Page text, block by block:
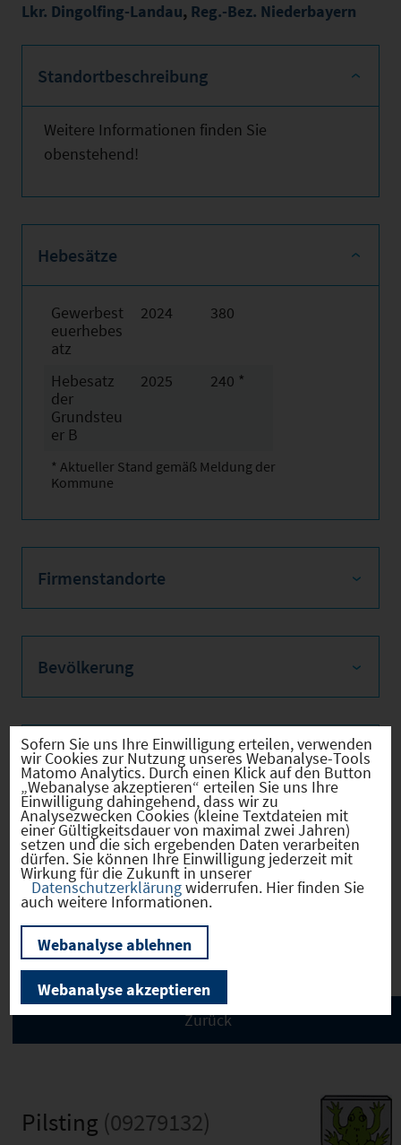
Lkr. Dingolfing-Landau, Reg.-Bez. Niederbayern
Standortbeschreibung
Weitere Informationen finden Sie
obenstehend!
Hebesätze
Gewerbest
euerhebes
atz
2024 380
Hebesatz
der
Grundsteu
er B
2025 240 *
* Aktueller Stand gemäß Meldung der
Kommune
Firmenstandorte
Bevölkerung
Sozialvers. Beschäftigte
Verkehrsinfrastruktur
Kommunale Infrastruktur
Pilsting (09279132)
Sofern Sie uns Ihre Einwilligung erteilen, verwenden
wir Cookies zur Nutzung unseres Webanalyse-Tools
Matomo Analytics. Durch einen Klick auf den Button
„Webanalyse akzeptieren“ erteilen Sie uns Ihre
Einwilligung dahingehend, dass wir zu
Analysezwecken Cookies (kleine Textdateien mit
einer Gültigkeitsdauer von maximal zwei Jahren)
setzen und die sich ergebenden Daten verarbeiten
dürfen. Sie können Ihre Einwilligung jederzeit mit
Wirkung für die Zukunft in unserer
Datenschutzerklärungwiderrufen. Hier finden Sie
auch weitere Informationen.
Webanalyse ablehnen
Webanalyse akzeptieren